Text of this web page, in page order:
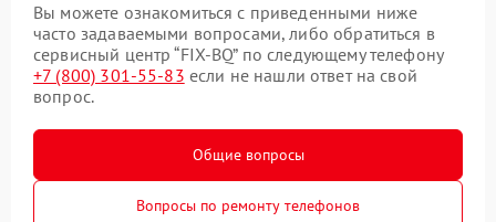
Вы можете ознакомиться с приведенными ниже
часто задаваемыми вопросами, либо обратиться в
сервисный центр “FIX-BQ” по следующему телефону
+7 (800) 301-55-83 если не нашли ответ на свой
вопрос.
Общие вопросы
Вопросы по ремонту телефонов